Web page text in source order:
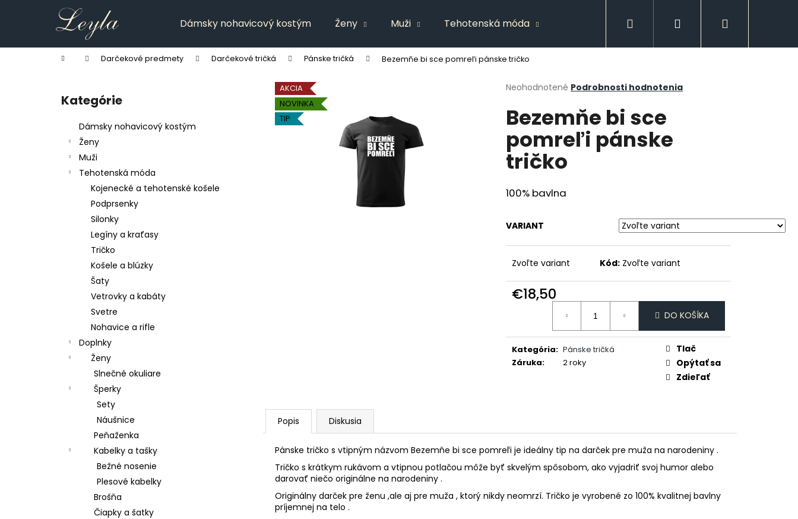
Dámsky nohavicový kostým Ženy Muži Tehotenská móda Spodná bielizeň
Hľadať Prihlásenie
Domov Darčekové predmety Darčekové tričká Pánske tričká Bezemňe bi sce pomreľi pánske tričko
Preskočiť
kategórie
Kategórie
Dámsky nohavicový kostým
Ženy
Muži
Tehotenská móda
Kojenecké a tehotenské košele
Podprsenky
Silonky
Legíny a kraťasy
Tričko
Košele a blúzky
Šaty
Vetrovky a kabáty
Svetre
Nohavice a rifle
Doplnky
Ženy
Slnečné okuliare
Šperky
Sety
Náušnice
Peňaženka
Kabelky a tašky
Bežné nosenie
Plesové kabelky
Brošňa
Čiapky a šatky
Priemerné
produktu
je
5
hviezdičiek.
Neohodnotené Podrobnosti hodnotenia
Bezemňe bi sce
pomreľi pánske
tričko
100% bavlna
VARIANT
Zvoľte variant Kód: Zvoľte variant
€18,50
Jednotková
DO KOŠÍKA
Kategória: Pánske tričká
Záruka: 2 roky
Tlač
Opýtať sa
Zdieľať
AKCIA
NOVINKA
TIP
Popis Diskusia
Pánske tričko s vtipným názvom Bezemňe bi sce pomreľi je ideálny tip na darček pre muža na narodeniny .
Tričko s krátkym rukávom a vtipnou potlačou môže byť skvelým spôsobom, ako vyjadriť svoj humor alebo
darovať niečo originálne na narodeniny .
Originálny darček pre ženu ,ale aj pre muža , ktorý nikdy neomrzí. Tričko je vyrobené zo 100% kvalitnej bavlny
príjemnej na telo .
í
Späť
do
Späť
do
Čo potrebujete nájsť?
Odporúčame
Nasledujúce
POHÁR K VÝROČIU
€18,90
ŠILTOVKA DAJCE MI ŠICKE POKOJ